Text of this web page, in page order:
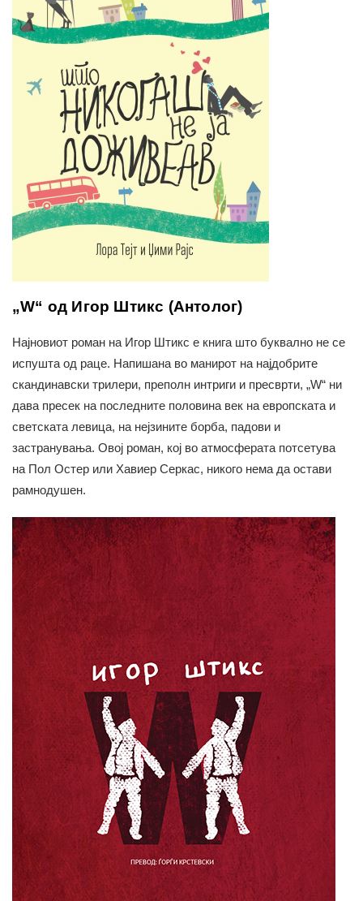
„W“ од Игор Штикс (Антолог)
Најновиот роман на Игор Штикс е книга што буквално не се
испушта од раце. Напишана во манирот на најдобрите
скандинавски трилери, преполн интриги и пресврти, „W“ ни
дава пресек на последните половина век на европската и
светската левица, на нејзините борба, падови и
застранувања. Овој роман, кој во атмосферата потсетува
на Пол Остер или Хавиер Серкас, никого нема да остави
рамнодушен.